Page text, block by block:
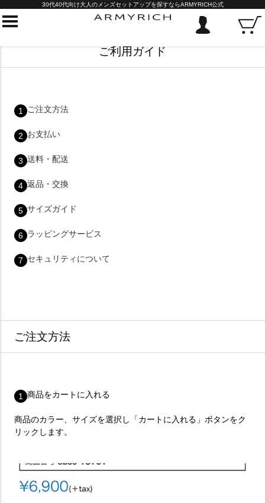
30代40代向け大人のメンズセットアップを探すならARMYRICH公式
ご利用ガイド
1 ご注文方法
2 お支払い
3 送料・配送
4 返品・交換
5 サイズガイド
6 ラッピングサービス
7 セキュリティについて
ご注文方法
1 商品をカートに入れる
商品のカラー、サイズを選択し「カートに入れる」ボタンをク
リックします。